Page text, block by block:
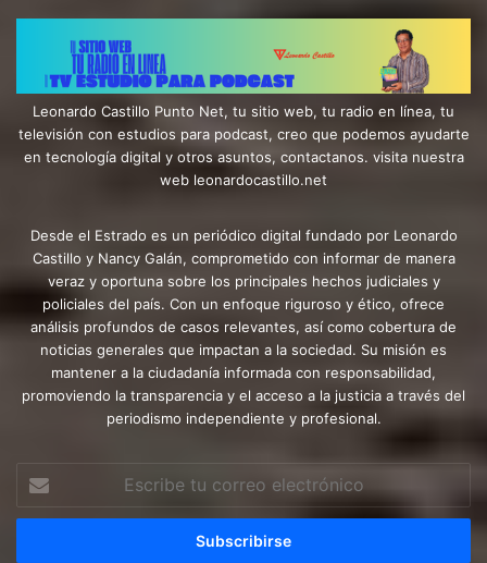
Leonardo Castillo Punto Net, tu sitio web, tu radio en línea, tu
televisión con estudios para podcast, creo que podemos ayudarte
en tecnología digital y otros asuntos, contactanos. visita nuestra
web leonardocastillo.net
Desde el Estrado es un periódico digital fundado por Leonardo
Castillo y Nancy Galán, comprometido con informar de manera
veraz y oportuna sobre los principales hechos judiciales y
policiales del país. Con un enfoque riguroso y ético, ofrece
análisis profundos de casos relevantes, así como cobertura de
noticias generales que impactan a la sociedad. Su misión es
mantener a la ciudadanía informada con responsabilidad,
promoviendo la transparencia y el acceso a la justicia a través del
periodismo independiente y profesional.
correo